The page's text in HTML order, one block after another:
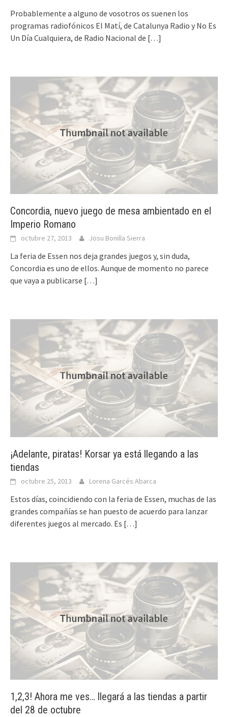
Probablemente a alguno de vosotros os suenen los
programas radiofónicos El Matí, de Catalunya Radio y No Es
Un Día Cualquiera, de Radio Nacional de […]
Concordia, nuevo juego de mesa ambientado en el
Imperio Romano
octubre 27, 2013 Josu Bonilla Sierra
La feria de Essen nos deja grandes juegos y, sin duda,
Concordia es uno de ellos. Aunque de momento no parece
que vaya a publicarse […]
¡Adelante, piratas! Korsar ya está llegando a las
tiendas
octubre 25, 2013 Lorena Garcés Abarca
Estos días, coincidiendo con la feria de Essen, muchas de las
grandes compañías se han puesto de acuerdo para lanzar
diferentes juegos al mercado. Es […]
1,2,3! Ahora me ves… llegará a las tiendas a partir
del 28 de octubre